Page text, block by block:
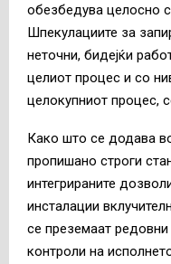
обезбедува целосно
Шпекулациите за
неточни, бидејќи
целиот процес и со
целокупниот процес,
Како што се додава
пропишано строги
интегрираните
инсталации
се преземаат
контроли на